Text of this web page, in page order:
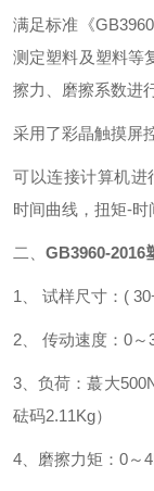
满足标准《
测定塑料及塑料等
擦力、磨擦系数进
采用了彩晶触摸屏
可以连接计算机进
时间曲线，扭矩-时
二、 GB3960-2016
1、 试样尺寸：(
2、 传动速度：0～
3、负荷：蕞大
砝码2.11Kg）
4、磨擦力矩：0～